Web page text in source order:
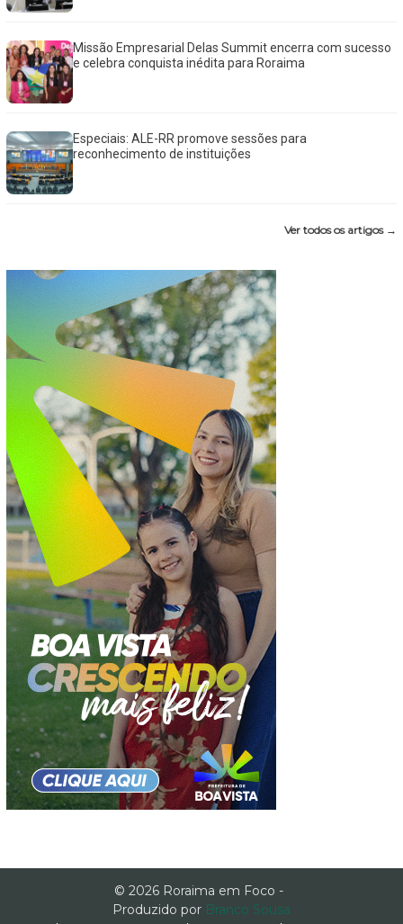
Missão Empresarial Delas Summit encerra com sucesso
e celebra conquista inédita para Roraima
Especiais: ALE-RR promove sessões para
reconhecimento de instituições
Ver todos os artigos →
© 2026 Roraima em Foco -
Produzido por Branco Sousa